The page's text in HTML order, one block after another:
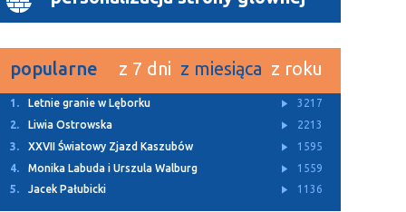
popularne z 7 dni z miesiąca z roku
1. Letnie granie w Lęborku
3217
2.
Liwia Ostrowska
2213
3.
XXVII Światowy Zjazd Kaszubów
1595
4.
Monika Labuda i Urszula Walburg
1559
5.
Jacek Pałubicki 1136